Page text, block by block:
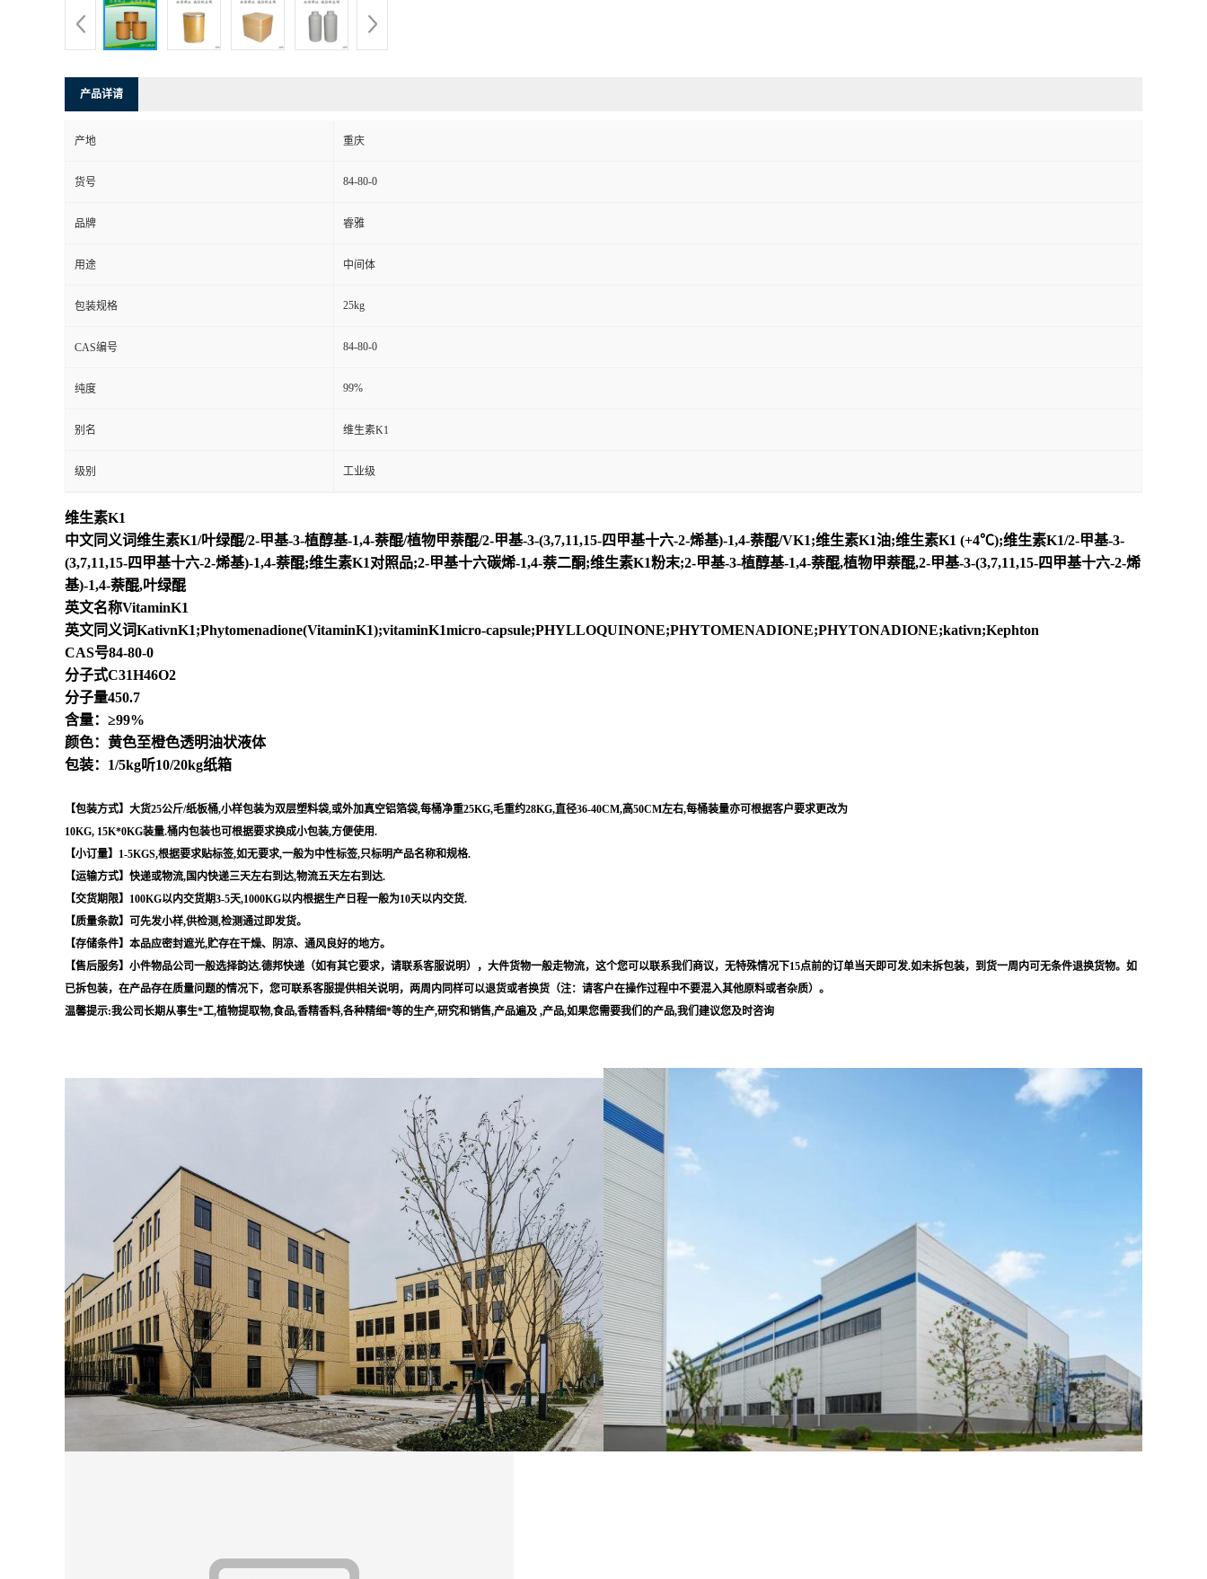
产品详请
产地 重庆
货号 84-80-0
品牌 睿雅
用途 中间体
包装规格 25kg
CAS编号 84-80-0
纯度 99%
别名 维生素K1
级别 工业级
维生素K1
中文同义词维生素K1/叶绿醌/2-甲基-3-植醇基-1,4-萘醌/植物甲萘醌/2-甲基-3-(3,7,11,15-四甲基十六-2-烯基)-1,4-萘醌/VK1;维生素K1油;维生素K1 (+4℃);维生素K1/2-甲基-3-
(3,7,11,15-四甲基十六-2-烯基)-1,4-萘醌;维生素K1对照品;2-甲基十六碳烯-1,4-萘二酮;维生素K1粉末;2-甲基-3-植醇基-1,4-萘醌,植物甲萘醌,2-甲基-3-(3,7,11,15-四甲基十六-2-烯
基)-1,4-萘醌,叶绿醌
英文名称VitaminK1
英文同义词KativnK1;Phytomenadione(VitaminK1);vitaminK1micro-capsule;PHYLLOQUINONE;PHYTOMENADIONE;PHYTONADIONE;kativn;Kephton
CAS号84-80-0
分子式C31H46O2
分子量450.7
含量：≥99%
颜色：黄色至橙色透明油状液体
包装：1/5kg听10/20kg纸箱
【包装方式】大货25公斤/纸板桶,小样包装为双层塑料袋,或外加真空铝箔袋,每桶净重25KG,毛重约28KG,直径36-40CM,高50CM左右,每桶装量亦可根据客户要求更改为
10KG, 15K*0KG装量.桶内包装也可根据要求换成小包装,方便使用.
【小订量】1-5KGS,根据要求贴标签,如无要求,一般为中性标签,只标明产品名称和规格.
【运输方式】快递或物流,国内快递三天左右到达,物流五天左右到达.
【交货期限】100KG以内交货期3-5天,1000KG以内根据生产日程一般为10天以内交货.
【质量条款】可先发小样,供检测,检测通过即发货。
【存储条件】本品应密封遮光,贮存在干燥、阴凉、通风良好的地方。
【售后服务】小件物品公司一般选择韵达.德邦快递（如有其它要求，请联系客服说明），大件货物一般走物流，这个您可以联系我们商议，无特殊情况下15点前的订单当天即可发.如未拆包装，到货一周内可无条件退换货物。如
已拆包装，在产品存在质量问题的情况下，您可联系客服提供相关说明，两周内同样可以退货或者换货（注：请客户在操作过程中不要混入其他原料或者杂质）。
温馨提示:我公司长期从事生*工,植物提取物,食品,香精香料,各种精细*等的生产,研究和销售,产品遍及 ,产品,如果您需要我们的产品,我们建议您及时咨询